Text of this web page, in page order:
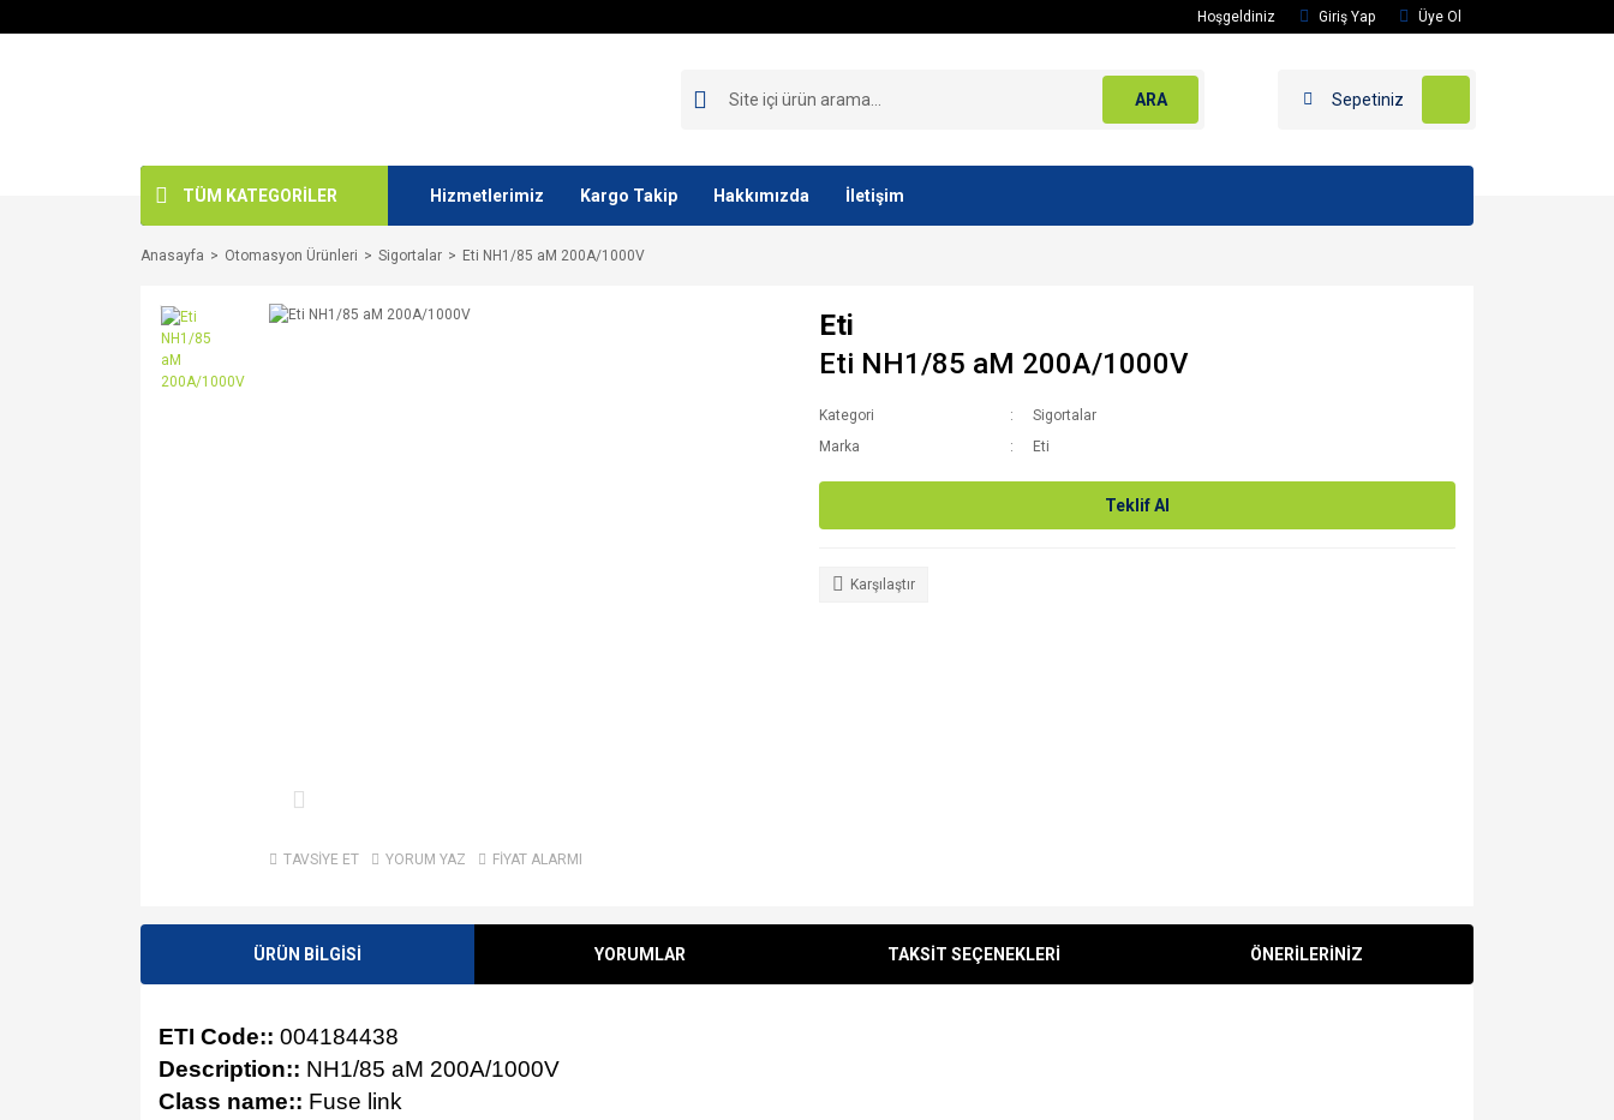
Hoşgeldiniz Giriş Yap Üye Ol
ARA Sepetiniz
TÜM KATEGORİLER Hizmetlerimiz Kargo Takip Hakkımızda İletişim
Anasayfa Otomasyon Ürünleri Sigortalar Eti NH1/85 aM 200A/1000V
TAVSİYE ET YORUM YAZ FİYAT ALARMI
Eti
Eti NH1/85 aM 200A/1000V
Kategori
Sigortalar
Marka
Eti
Teklif Al
Karşılaştır
ÜRÜN BİLGİSİ YORUMLAR TAKSİT SEÇENEKLERİ ÖNERİLERİNİZ
ETI Code:: 004184438
Description:: NH1/85 aM 200A/1000V
Class name:: Fuse link